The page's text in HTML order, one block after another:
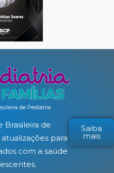
de Pediatria
Brasileira de
para
com a saúde
Saiba
mais